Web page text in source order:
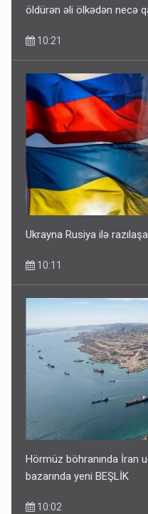
öldürən əli ölkədən necə
10:21
Ukrayna Rusiya ilə
10:11
Hörmüz böhranında İran
bazarında yeni BEŞLİK
10:02